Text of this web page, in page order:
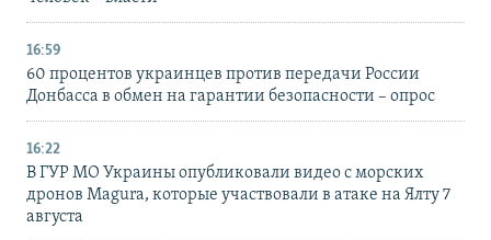
16:59
60 процентов украинцев против передачи России
Донбасса в обмен на гарантии безопасности – опрос
16:22
В ГУР МО Украины опубликовали видео с морских
дронов Magura, которые участвовали в атаке на Ялту 7
августа